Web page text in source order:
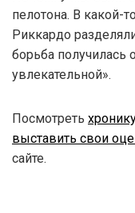
пелотона. В какой-
Риккардо
борьба получилась
увлекательной».
Посмотреть
выставить свои
сайте.